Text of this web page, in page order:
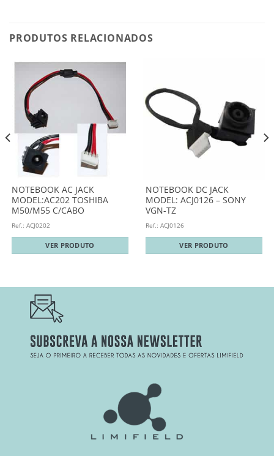
PRODUTOS RELACIONADOS
NOTEBOOK AC JACK
MODEL:AC202 TOSHIBA
M50/M55 C/CABO
Ref.: ACJ0202
VER PRODUTO
NOTEBOOK DC JACK
MODEL: ACJ0126 – SONY
VGN-TZ
Ref.: ACJ0126
VER PRODUTO